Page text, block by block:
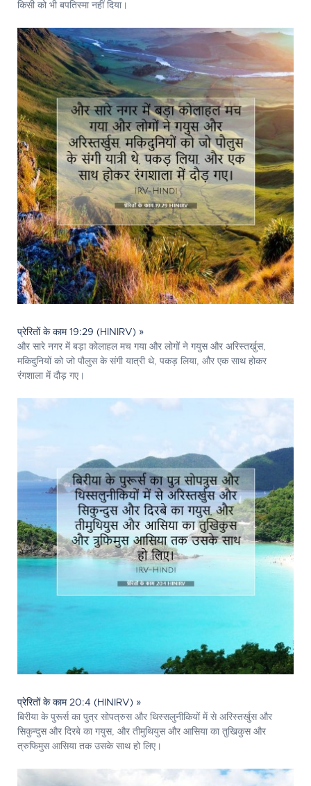
किसी को भी बपतिस्मा नहीं दिया।
प्रेरितों के काम 19:29 (HINIRV) »
और सारे नगर में बड़ा कोलाहल मच गया और लोगों ने गयुस और अरिस्तर्खुस,
मकिदुनियों को जो पौलुस के संगी यात्री थे, पकड़ लिया, और एक साथ होकर
रंगशाला में दौड़ गए।
प्रेरितों के काम 20:4 (HINIRV) »
बिरीया के पुरूर्स का पुत्र सोपत्रुस और थिस्सलुनीकियों में से अरिस्तर्खुस और
सिकुन्दुस और दिरबे का गयुस, और तीमुथियुस और आसिया का तुखिकुस और
त्रुफिमुस आसिया तक उसके साथ हो लिए।